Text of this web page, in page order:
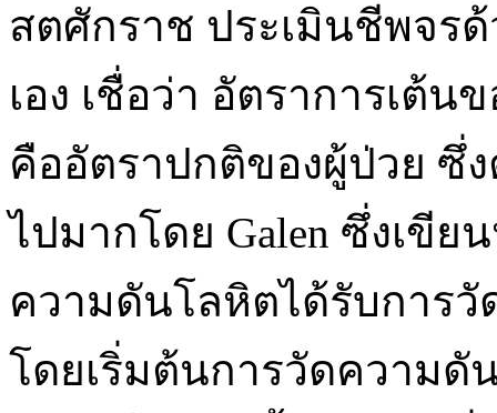
สตศักราช ประเมินชีพจร
เอง เชื่อว่า อัตราการเต้น
คืออัตราปกติของผู้ป่วย ซึ่
ไปมากโดย Galen ซึ่งเขีย
ความดันโลหิตได้รับการวั
โดยเริ่มต้นการวัดความดั